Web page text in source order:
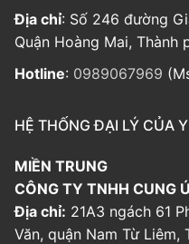
Địa chỉ: Số 246 đường
Quận Hoàng Mai, Thành
Hotline: 0989067969
HỆ THỐNG ĐẠI LÝ CỦA
MIỀN TRUNG
CÔNG TY TNHH CUNG
Địa chỉ: 21A3 ngách 61
Văn, quận Nam Từ Liêm,